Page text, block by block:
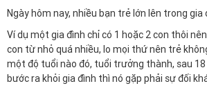
Ngày hôm nay, nhiều bạn trẻ lớn lên trong gia
Ví dụ một gia đình chỉ có 1 hoặc 2 con thôi
con từ nhỏ quá nhiều, lo mọi thứ nên trẻ
một độ tuổi nào đó, tuổi trưởng thành, sau
bước ra khỏi gia đình thì nó gặp phải sự đối